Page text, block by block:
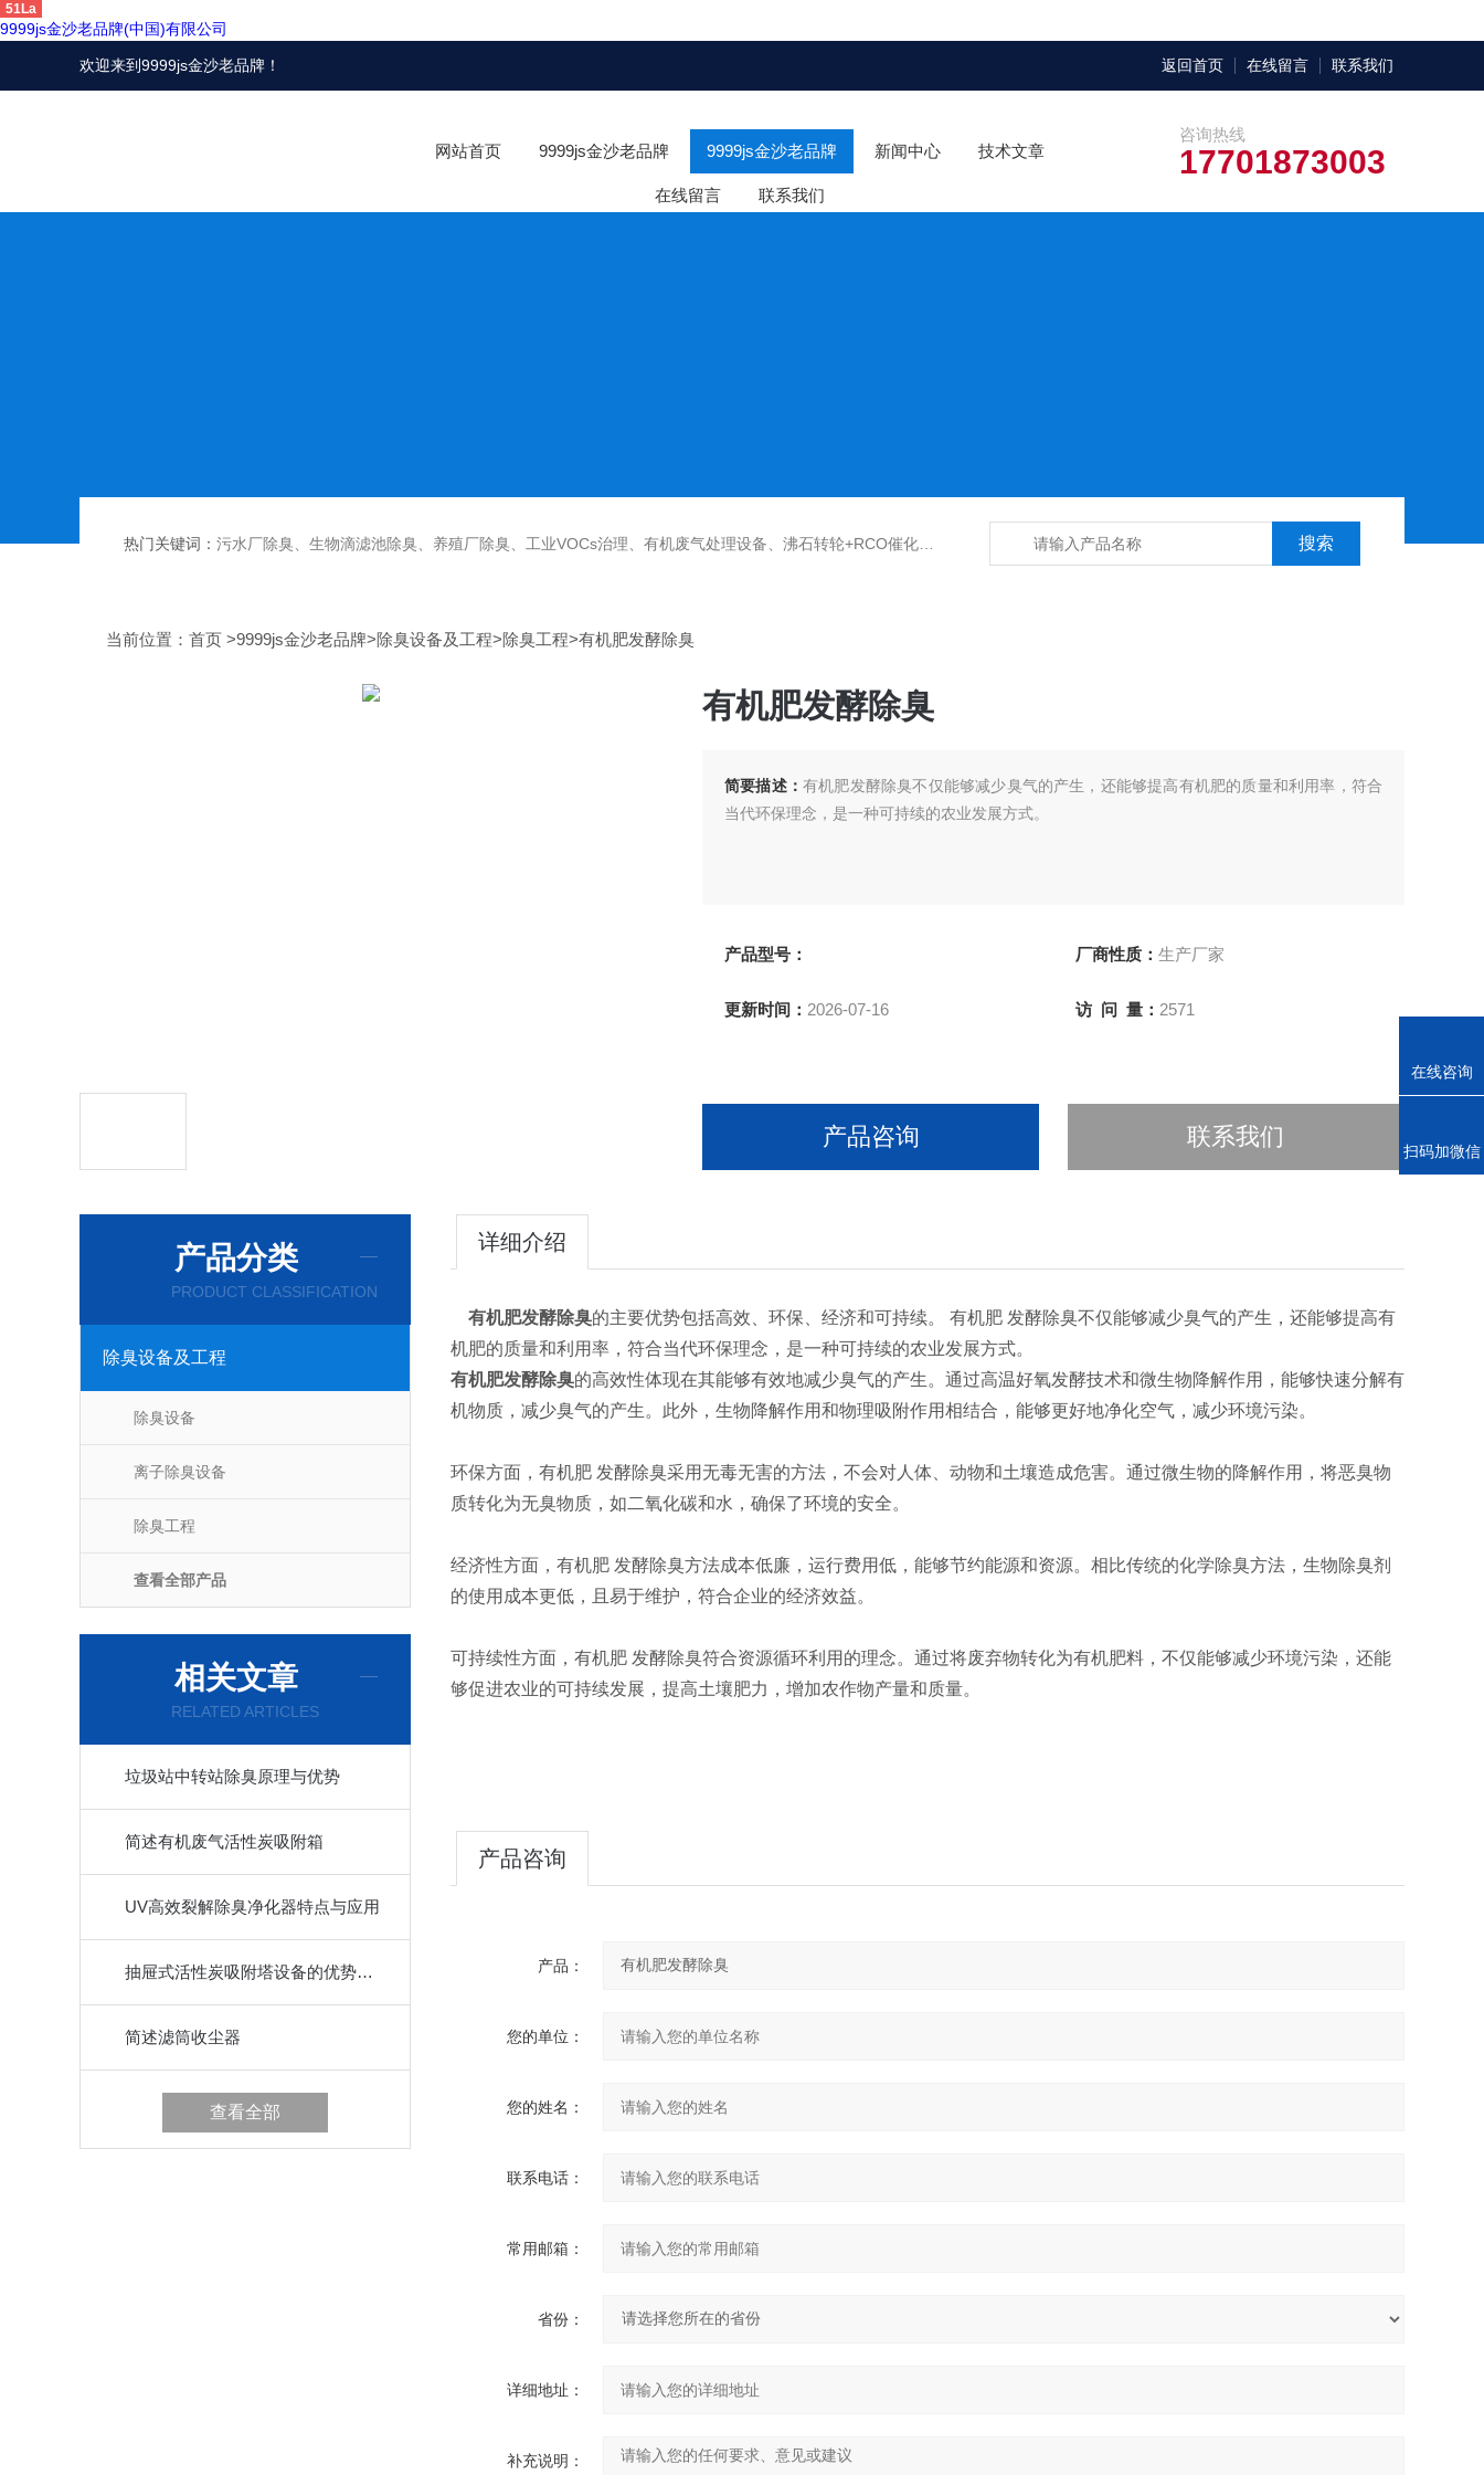
51La
9999js金沙老品牌(中国)有限公司
欢迎来到9999js金沙老品牌 ！ 返回首页 在线留言 联系我们
咨询热线
17701873003
网站首页 9999js金沙老品牌 9999js金沙老品牌 新闻中心 技术文章
在线留言 联系我们
热门关键词： 污水厂除臭、生物滴滤池除臭、养殖厂除臭、工业VOCs治理、有机废气处理设备、沸石转轮+RCO催化燃烧设备、地下水修复设备、土壤异位热脱附设备
当前位置： 首页 >9999js金沙老品牌>除臭设备及工程>除臭工程>有机肥发酵除臭
有机肥发酵除臭
简要描述： 有机肥发酵除臭不仅能够减少臭气的产生，还能够提高有机肥的质量和利用率，符合
当代环保理念，是一种可持续的农业发展方式‌。
产品型号： 厂商性质： 生产厂家
更新时间： 2026-07-16 访 问 量： 2571
产品咨询 联系我们
产品分类
PRODUCT CLASSIFICATION
除臭设备及工程
除臭设备
离子除臭设备
除臭工程
查看全部产品
相关文章
RELATED ARTICLES
垃圾站中转站除臭原理与优势
简述有机废气活性炭吸附箱
UV高效裂解除臭净化器特点与应用
抽屉式活性炭吸附塔设备的优势有哪些？
简述滤筒收尘器
查看全部
详细介绍
有机肥发酵除臭的主要优势包括高效、环保、经济和可持续。‌ 有机肥 发酵除臭不仅能够减少臭气的产生，还能够提高有
机肥的质量和利用率，符合当代环保理念，是一种可持续的农业发展方式‌。
有机肥发酵除臭的高效性体现在其能够有效地减少臭气的产生。通过高温好氧发酵技术和微生物降解作用，能够快速分解有
机物质，减少臭气的产生。此外，生物降解作用和物理吸附作用相结合，能够更好地净化空气，减少环境污染‌。
环保方面，有机肥 发酵除臭采用无毒无害的方法，不会对人体、动物和土壤造成危害。通过微生物的降解作用，将恶臭物
质转化为无臭物质，如二氧化碳和水，确保了环境的安全‌。
经济性方面，有机肥 发酵除臭方法成本低廉，运行费用低，能够节约能源和资源。相比传统的化学除臭方法，生物除臭剂
的使用成本更低，且易于维护，符合企业的经济效益‌。
可持续性方面，有机肥 发酵除臭符合资源循环利用的理念。通过将废弃物转化为有机肥料，不仅能够减少环境污染，还能
够促进农业的可持续发展，提高土壤肥力，增加农作物产量和质量‌。
产品咨询
产品：
您的单位：
您的姓名：
联系电话：
常用邮箱：
省份：
详细地址：
补充说明：
在线咨询
电话
扫码加微信